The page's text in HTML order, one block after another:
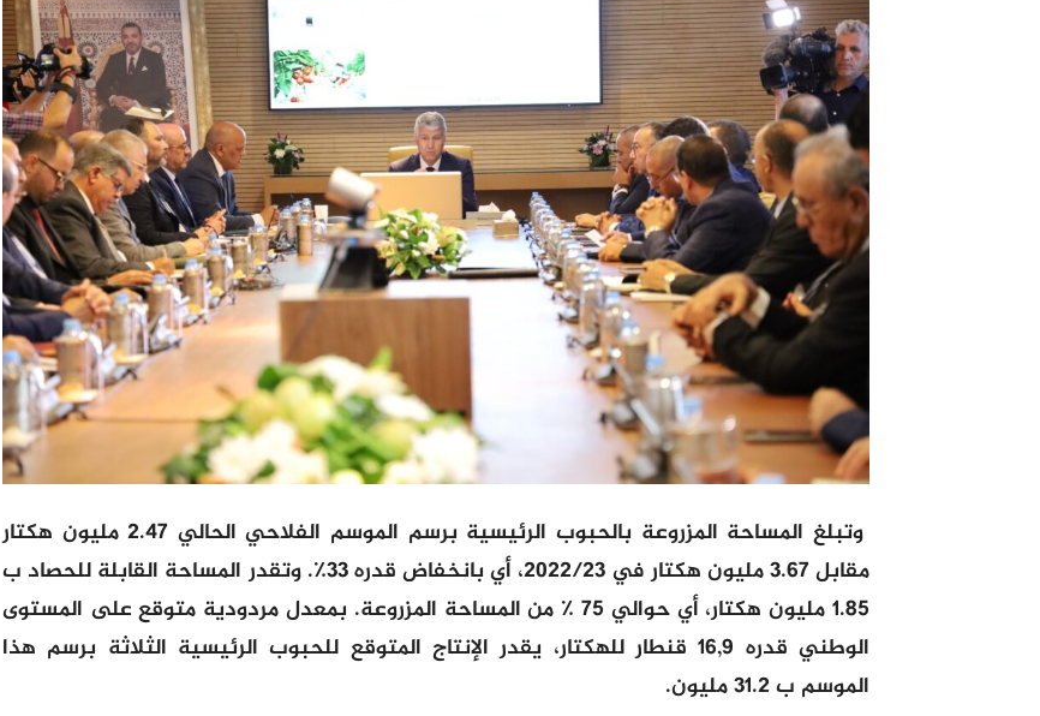
وتبلغ المساحة المزروعة بالحبوب الرئيسية برسم الموسم الفلاحي الحالي 2.47 مليون هكتار
مقابل 3.67 مليون هكتار في 2022/23، أي بانخفاض قدره 33٪. وتقدر المساحة القابلة للحصاد ب
1.85 مليون هكتار، أي حوالي 75 ٪ من المساحة المزروعة. بمعدل مردودية متوقع على المستوى
الوطني قدره 16,9 قنطار للهكتار، يقدر الإنتاج المتوقع للحبوب الرئيسية الثلاثة برسم هذا
الموسم ب 31.2 مليون.